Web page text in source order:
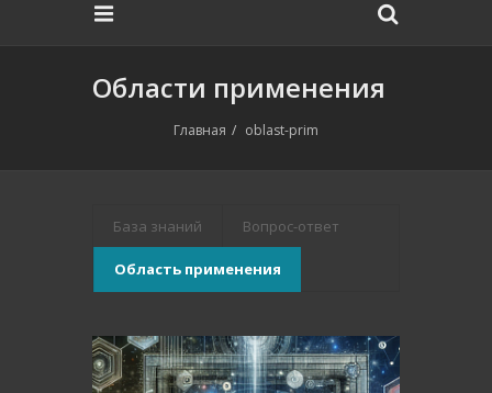
Области применения
Главная oblast-prim
База знаний Вопрос-ответ
Область применения